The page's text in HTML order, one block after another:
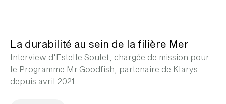
La durabilité au sein de la filière Mer
Interview d'Estelle Soulet, chargée de mission pour
le Programme Mr.Goodfish, partenaire de Klarys
depuis avril 2021.